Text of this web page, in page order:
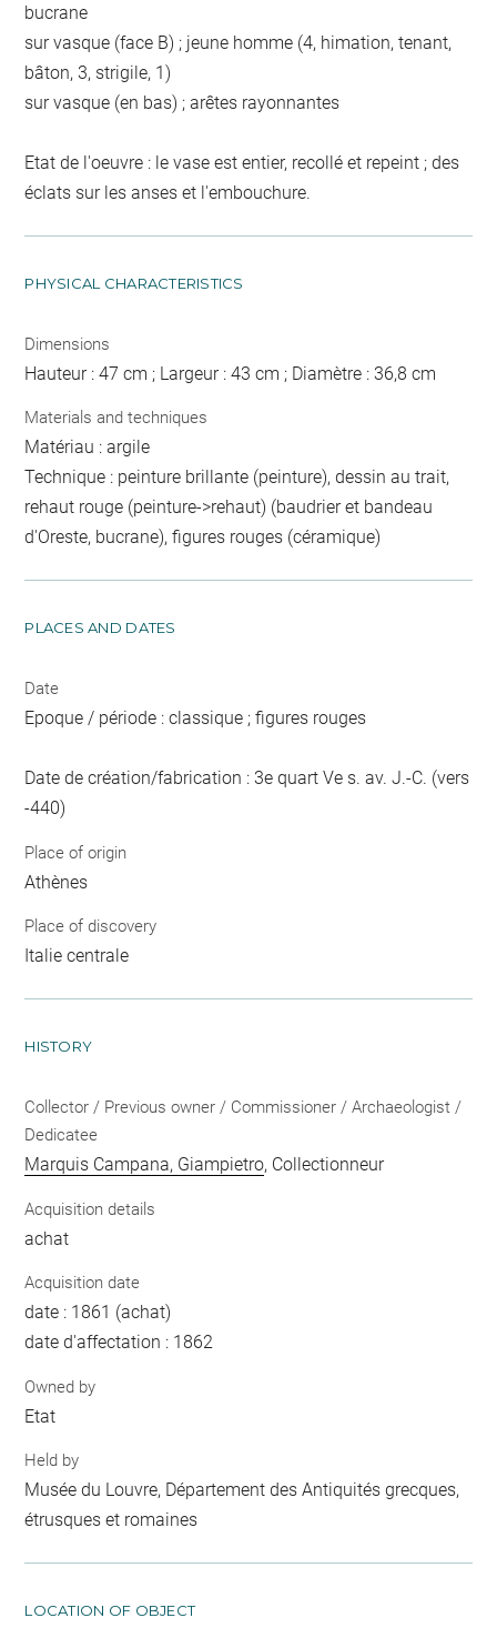
bucrane
sur vasque (face B) ; jeune homme (4, himation, tenant,
bâton, 3, strigile, 1)
sur vasque (en bas) ; arêtes rayonnantes
Etat de l'oeuvre : le vase est entier, recollé et repeint ; des
éclats sur les anses et l'embouchure.
PHYSICAL CHARACTERISTICS
Dimensions
Hauteur : 47 cm ; Largeur : 43 cm ; Diamètre : 36,8 cm
Materials and techniques
Matériau : argile
Technique : peinture brillante (peinture), dessin au trait,
rehaut rouge (peinture->rehaut) (baudrier et bandeau
d'Oreste, bucrane), figures rouges (céramique)
PLACES AND DATES
Date
Epoque / période : classique ; figures rouges
Date de création/fabrication : 3e quart Ve s. av. J.-C. (vers
-440)
Place of origin
Athènes
Place of discovery
Italie centrale
HISTORY
Collector / Previous owner / Commissioner / Archaeologist /
Dedicatee
Marquis Campana, Giampietro, Collectionneur
Acquisition details
achat
Acquisition date
date : 1861 (achat)
date d'affectation : 1862
Owned by
Etat
Held by
Musée du Louvre, Département des Antiquités grecques,
étrusques et romaines
LOCATION OF OBJECT